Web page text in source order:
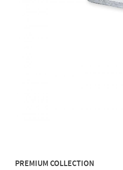
PREMIUM COLLECTION